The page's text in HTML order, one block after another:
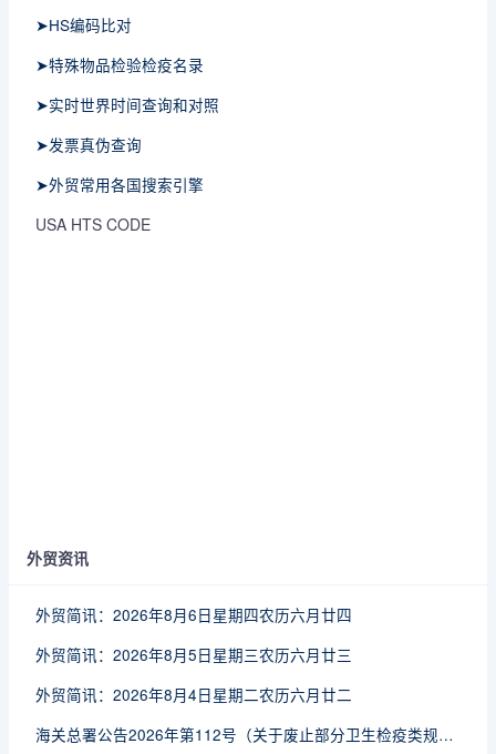
➤HS编码比对
➤特殊物品检验检疫名录
➤实时世界时间查询和对照
➤发票真伪查询
➤外贸常用各国搜索引擎
USA HTS CODE
外贸资讯
外贸简讯：2026年8月6日星期四农历六月廿四
外贸简讯：2026年8月5日星期三农历六月廿三
外贸简讯：2026年8月4日星期二农历六月廿二
海关总署公告2026年第112号（关于废止部分卫生检疫类规范性文件的公告）